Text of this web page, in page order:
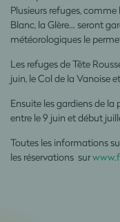
Plusieurs refuges, comme
Blanc, la Glère… seront
météorologiques le
Les refuges de Tête
juin, le Col de la Vanoise
Ensuite les gardiens de
entre le 9 juin et début
Toutes les informations
les réservations sur